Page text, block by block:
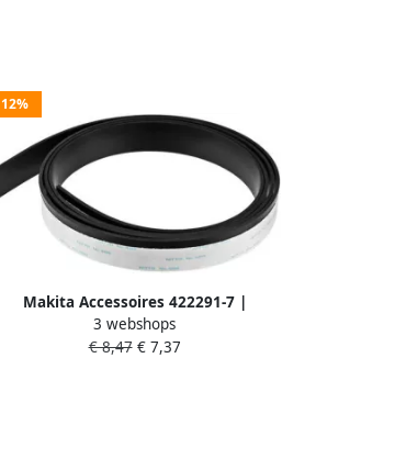
12%
Makita Accessoires 422291-7 |
Inzaagstrip | 1500mm | 422291-7
3 webshops
€ 8,47€ 7,37